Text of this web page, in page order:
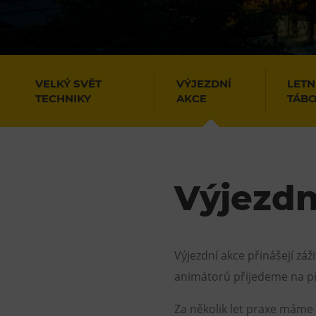
Hornické muzeum
Heligonka
HopJump
Lezecká stěna
VELKÝ SVĚT
TECHNIKY
VÝJEZDNÍ
AKCE
Výjezdní akce přinášejí
animátorů přijedeme na
Za několik let praxe